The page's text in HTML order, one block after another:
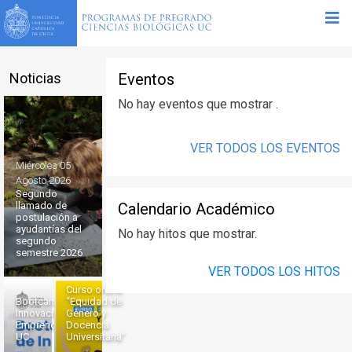
Noticias
Segundo
llamado de
postulación a
ayudantías del
segundo
semestre 2026
Miércoles 05
Agosto 2026
Bootcamp de
Innovación y
Emprendimiento
UC
Curso online
“Equidad de
Género y
Docencia
Universitaria”
Eventos
No hay eventos que mostrar .
VER TODOS LOS EVENTOS
Calendario Académico
No hay hitos que mostrar.
VER TODOS LOS HITOS